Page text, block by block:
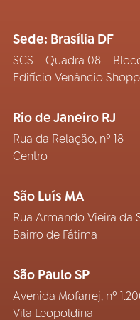
Sede: Brasília DF
SCS – Quadra 08 –
Edifício Venâncio
Rio de Janeiro RJ
Rua da Relação, nº 18
Centro
São Luís MA
Rua Armando Vieira da
Bairro de Fátima
São Paulo SP
Avenida Mofarrej, nº
Vila Leopoldina